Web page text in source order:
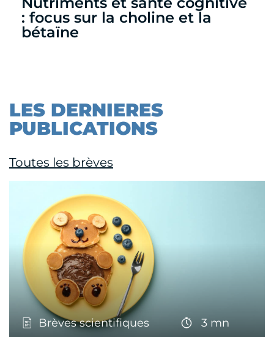
: focus sur la choline et la
bétaïne
LES DERNIERES
PUBLICATIONS
Toutes les brèves
Brèves scientifiques 3 mn